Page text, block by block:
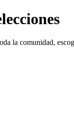
la comunidad,